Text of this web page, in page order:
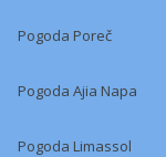
Pogoda Poreč
Pogoda Ajia Napa
Pogoda Limassol